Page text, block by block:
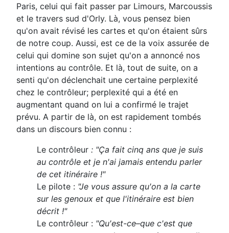
Paris, celui qui fait passer par Limours, Marcoussis
et le travers sud d'Orly. Là, vous pensez bien
qu'on avait révisé les cartes et qu'on étaient sûrs
de notre coup. Aussi, est ce de la voix assurée de
celui qui domine son sujet qu'on a annoncé nos
intentions au contrôle. Et là, tout de suite, on a
senti qu'on déclenchait une certaine perplexité
chez le contrôleur; perplexité qui a été en
augmentant quand on lui a confirmé le trajet
prévu. A partir de là, on est rapidement tombés
dans un discours bien connu :
Le contrôleur : "Ça fait cinq ans que je suis
au contrôle et je n'ai jamais entendu parler
de cet itinéraire !"
Le pilote : "Je vous assure qu'on a la carte
sur les genoux et que l'itinéraire est bien
décrit !"
Le contrôleur : "Qu'est-ce–que c'est que